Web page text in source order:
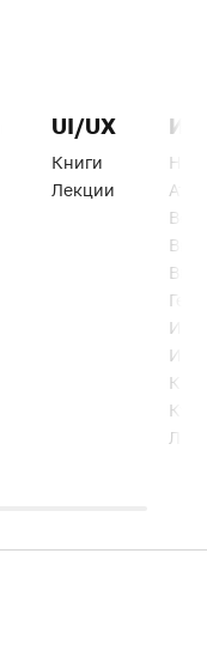
UI/UX
Книги
Лекции
Веб